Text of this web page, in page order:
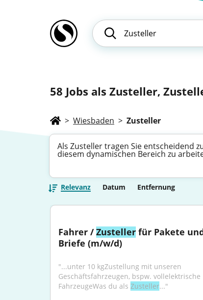
58 Jobs als Zusteller,
> Wiesbaden > Zusteller
Als Zusteller tragen Sie entscheidend
diesem dynamischen Bereich zu
Relevanz Datum Entfernung
Fahrer / Zusteller für Pakete
Briefe (m/w/d)
"...unter 10 kgZustellung mit unseren
Geschäftsfahrzeugen, bspw. vollelektrische
FahrzeugeWas du als Zusteller..."